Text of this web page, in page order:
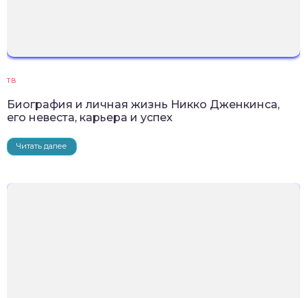
ТВ
Биография и личная жизнь Никко Дженкинса,
его невеста, карьера и успех
Читать далее